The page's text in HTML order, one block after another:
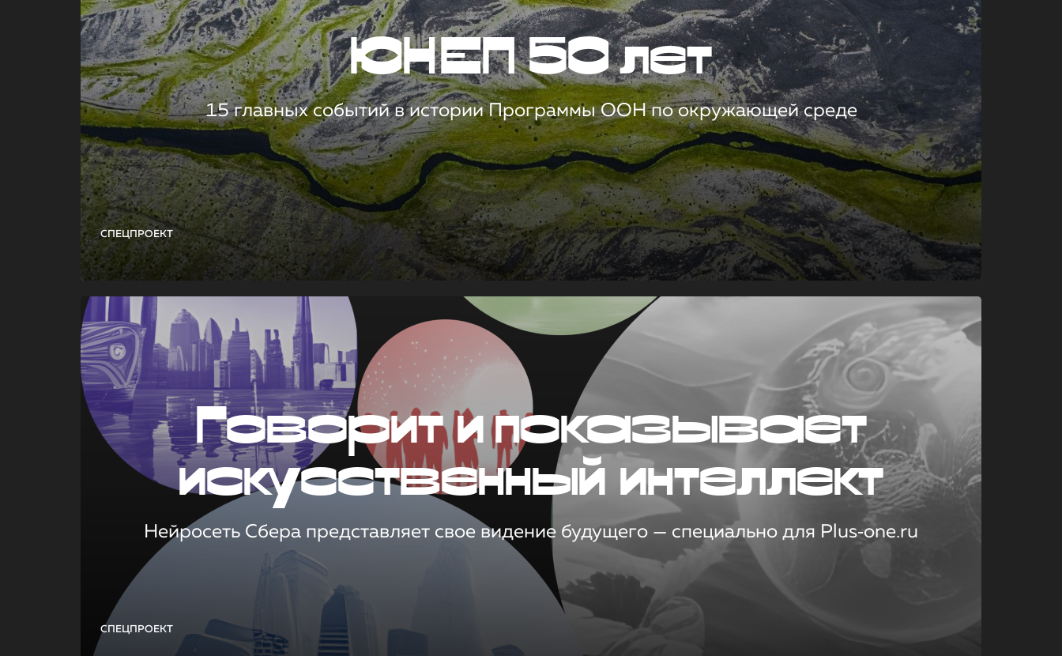
СПЕЦПРОЕКТ
ЮНЕП 50 лет
15 главных событий в истории Программы ООН по окружающей среде
СПЕЦПРОЕКТ
Говорит и показывает
искусственный интеллект
Нейросеть Сбера представляет свое видение будущего — специально для Plus‑one.ru